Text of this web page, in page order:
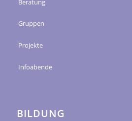
Gruppen
Projekte
Infoabende
BILDUNG